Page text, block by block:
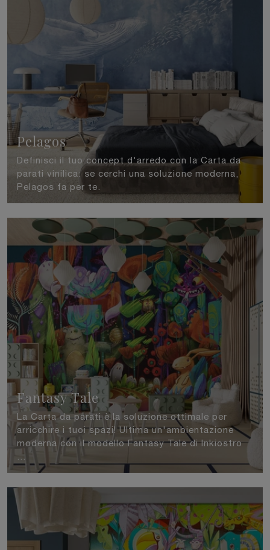
Pelagos
Definisci il tuo concept d'arredo con la Carta da
parati vinilica: se cerchi una soluzione moderna,
Pelagos fa per te.
Fantasy Tale
La Carta da parati è la soluzione ottimale per
arricchire i tuoi spazi! Ultima un'ambientazione
moderna con il modello Fantasy Tale di Inkiostro